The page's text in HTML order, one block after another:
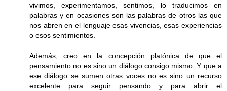
vivimos, experimentamos, sentimos, lo traducimos en
palabras y en ocasiones son las palabras de otros las que
nos abren en el lenguaje esas vivencias, esas experiencias
o esos sentimientos.
Además, creo en la concepción platónica de que el
pensamiento no es sino un diálogo consigo mismo. Y que a
ese diálogo se sumen otras voces no es sino un recurso
excelente para seguir pensando y para abrir el